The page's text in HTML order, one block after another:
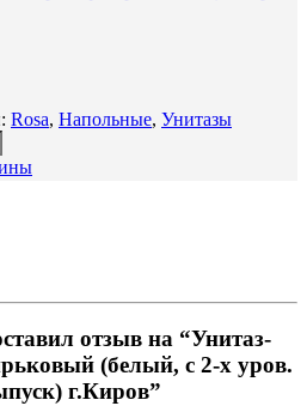
Rosa, Напольные, Унитазы
отзыв на “Унитаз-
(белый, с 2-х уров.
г.Киров”